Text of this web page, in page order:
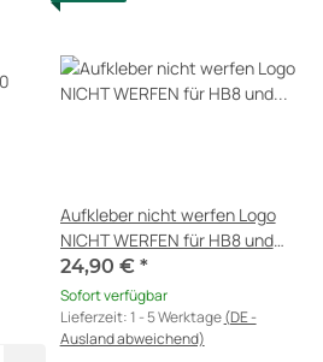
Aufkleber nicht werfen Logo
NICHT WERFEN für HB8 und
Cougar Dart
24,90 € *
Sofort verfügbar
Lieferzeit:1 - 5 Werktage(DE -
Ausland abweichend)